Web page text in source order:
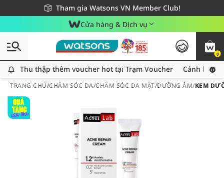
Tham gia Watsons VN Member Club!
Miễn phí giao hàng cho đơn hàng từ 249,000Đ
Giao hàng nhanh 24h - Áp dụng khu vực TP. Hồ Chí Minh
Cửa hàng & Dịch vụ
0
Thu thập thêm voucher hot tại Trạm Voucher
Thu thập thêm voucher hot tại Trạm Voucher Cảnh báo
TRANG CHỦ/CHĂM SÓC DA/CHĂM SÓC DA MẶT/DƯỠNG ẨM/KEM